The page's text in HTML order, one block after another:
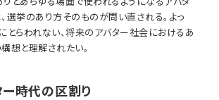
選挙のあり方そのものが問い直される。よっ
とらわれない、将来のアバター社会におけるあ
想と理解されたい。
時代の区割り